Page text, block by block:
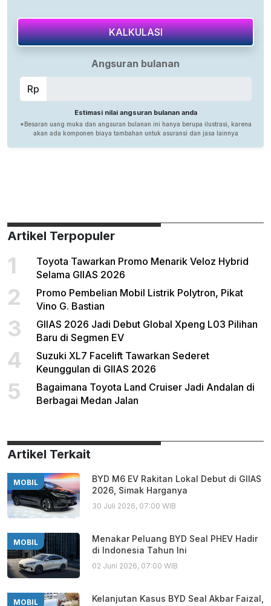
Artikel Terpopuler
1
Toyota Tawarkan Promo Menarik Veloz Hybrid
Selama GIIAS 2026
2
Promo Pembelian Mobil Listrik Polytron, Pikat
Vino G. Bastian
3
GIIAS 2026 Jadi Debut Global Xpeng L03 Pilihan
Baru di Segmen EV
4
Suzuki XL7 Facelift Tawarkan Sederet
Keunggulan di GIIAS 2026
5
Bagaimana Toyota Land Cruiser Jadi Andalan di
Berbagai Medan Jalan
Artikel Terkait
MOBIL
BYD M6 EV Rakitan Lokal Debut di GIIAS
2026, Simak Harganya
30 Juli 2026, 07:00 WIB
MOBIL
Menakar Peluang BYD Seal PHEV Hadir
di Indonesia Tahun Ini
02 Juni 2026, 07:00 WIB
MOBIL
Kelanjutan Kasus BYD Seal Akbar Faizal,